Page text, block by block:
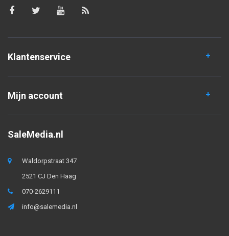
Klantenservice
Mijn account
SaleMedia.nl
Waldorpstraat 347
2521 CJ Den Haag
070-2629111
info@salemedia.nl